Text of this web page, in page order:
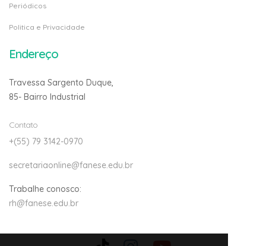
Periódicos
Politica e Privacidade
Endereço
Travessa Sargento Duque,
85- Bairro Industrial
Contato
+(55) 79 3142-0970
secretariaonline@fanese.edu.br
Trabalhe conosco:
rh@fanese.edu.br